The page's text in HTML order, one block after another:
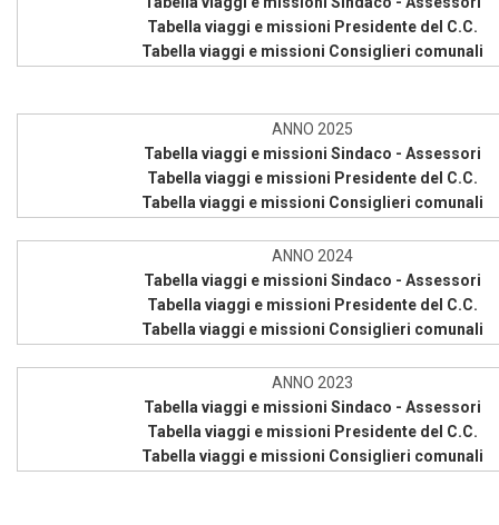
Tabella viaggi e missioni Presidente del C.C.
Tabella viaggi e missioni Consiglieri comunali
ANNO 2025
Tabella viaggi e missioni Sindaco - Assessori
Tabella viaggi e missioni Presidente del C.C.
Tabella viaggi e missioni Consiglieri comunali
ANNO 2024
Tabella viaggi e missioni Sindaco - Assessori
Tabella viaggi e missioni Presidente del C.C.
Tabella viaggi e missioni Consiglieri comunali
ANNO 2023
Tabella viaggi e missioni Sindaco - Assessori
Tabella viaggi e missioni Presidente del C.C.
Tabella viaggi e missioni Consiglieri comunali